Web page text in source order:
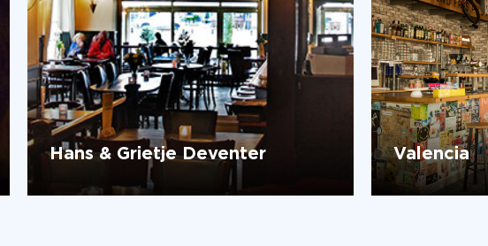
Hans & Grietje Deventer Valencia